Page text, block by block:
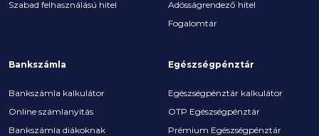
Szabad felhasználású hitel
Adósságrendező hitel
Fogalomtár
Bankszámla
Bankszámla kalkulátor
Online számlanyitás
Bankszámla diákoknak
Egészségpénztár
Egészségpénztár kalkulátor
OTP Egészségpénztár
Prémium Egészségpénztár